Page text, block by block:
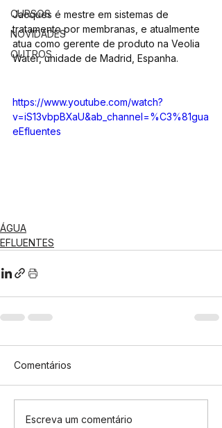
CURSOS
NOVIDADES
OUTROS
Jacques é mestre em sistemas de
tratamento por membranas, e atualmente
atua como gerente de produto na Veolia
Water, unidade de Madrid, Espanha.
https://www.youtube.com/watch?
v=iS13vbpBXaU&ab_channel=%C3%81gua
eEfluentes
ÁGUA
EFLUENTES
Comentários
Escreva um comentário